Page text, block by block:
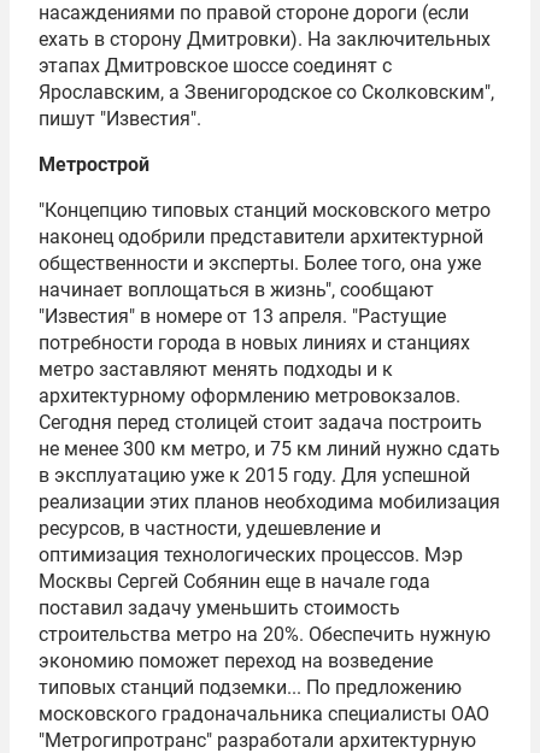
насаждениями по правой стороне дороги (если
ехать в сторону Дмитровки). На заключительных
этапах Дмитровское шоссе соединят с
Ярославским, а Звенигородское со Сколковским",
пишут "Известия".
Метрострой
"Концепцию типовых станций московского метро
наконец одобрили представители архитектурной
общественности и эксперты. Более того, она уже
начинает воплощаться в жизнь", сообщают
"Известия" в номере от 13 апреля. "Растущие
потребности города в новых линиях и станциях
метро заставляют менять подходы и к
архитектурному оформлению метровокзалов.
Сегодня перед столицей стоит задача построить
не менее 300 км метро, и 75 км линий нужно сдать
в эксплуатацию уже к 2015 году. Для успешной
реализации этих планов необходима мобилизация
ресурсов, в частности, удешевление и
оптимизация технологических процессов. Мэр
Москвы Сергей Собянин еще в начале года
поставил задачу уменьшить стоимость
строительства метро на 20%. Обеспечить нужную
экономию поможет переход на возведение
типовых станций подземки... По предложению
московского градоначальника специалисты ОАО
"Метрогипротранс" разработали архитектурную